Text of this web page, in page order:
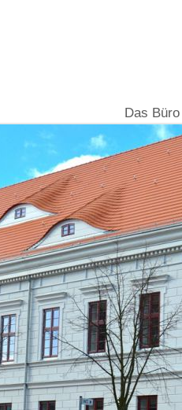
Das